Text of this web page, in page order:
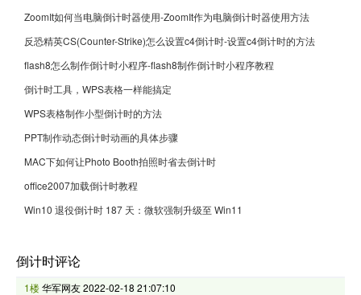
ZoomIt如何当电脑倒计时器使用-ZoomIt作为电脑倒计时器使用方法
反恐精英CS(Counter-Strike)怎么设置c4倒计时-设置c4倒计时的方法
flash8怎么制作倒计时小程序-flash8制作倒计时小程序教程
倒计时工具，WPS表格一样能搞定
WPS表格制作小型倒计时的方法
PPT制作动态倒计时动画的具体步骤
MAC下如何让Photo Booth拍照时省去倒计时
office2007加载倒计时教程
Win10 退役倒计时 187 天：微软强制升级至 Win11
倒计时评论
1楼华军网友2022-02-18 21:07:10